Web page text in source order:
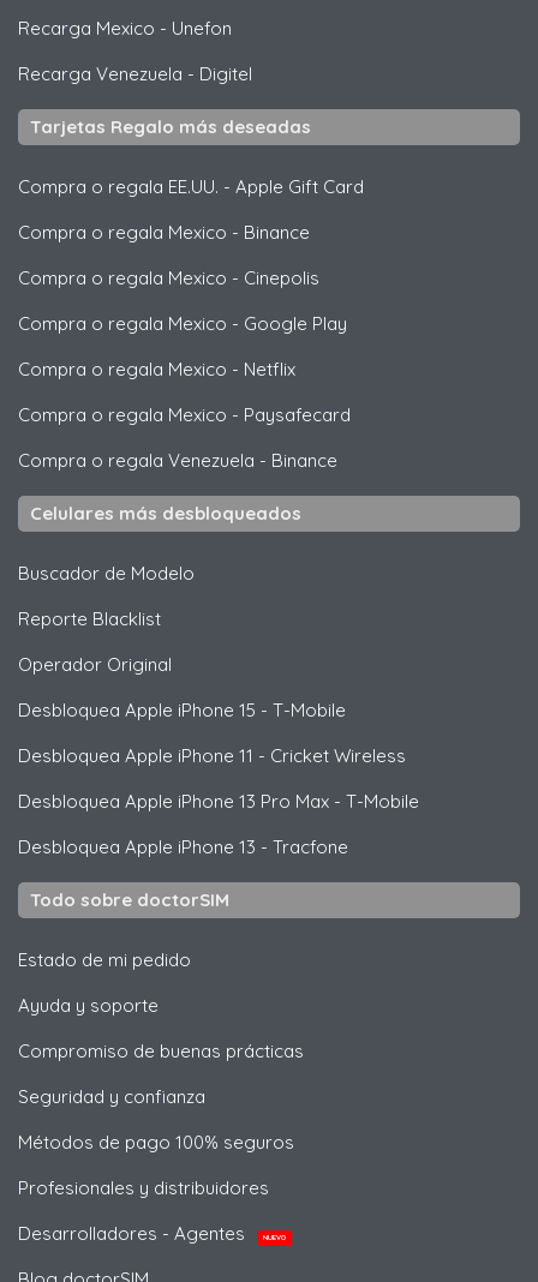
Recarga Mexico - Unefon
Recarga Venezuela - Digitel
Tarjetas Regalo más deseadas
Compra o regala EE.UU. - Apple Gift Card
Compra o regala Mexico - Binance
Compra o regala Mexico - Cinepolis
Compra o regala Mexico - Google Play
Compra o regala Mexico - Netflix
Compra o regala Mexico - Paysafecard
Compra o regala Venezuela - Binance
Celulares más desbloqueados
Buscador de Modelo
Reporte Blacklist
Operador Original
Desbloquea Apple iPhone 15 - T-Mobile
Desbloquea Apple iPhone 11 - Cricket Wireless
Desbloquea Apple iPhone 13 Pro Max - T-Mobile
Desbloquea Apple iPhone 13 - Tracfone
Todo sobre doctorSIM
Estado de mi pedido
Ayuda y soporte
Compromiso de buenas prácticas
Seguridad y confianza
Métodos de pago 100% seguros
Profesionales y distribuidores
Desarrolladores - Agentes
NUEVO